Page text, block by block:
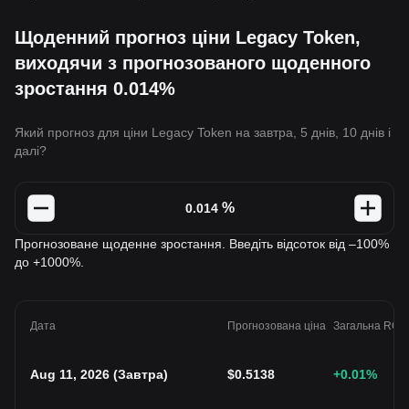
Щоденний прогноз ціни Legacy Token,
виходячи з прогнозованого щоденного
зростання 0.014%
Який прогноз для ціни Legacy Token на завтра, 5 днів, 10 днів і
далі?
%
Прогнозоване щоденне зростання. Введіть відсоток від –100%
до +1000%.
Дата Прогнозована ціна Загальна ROI
Aug 11, 2026 (Завтра) $0.5138 +0.01%